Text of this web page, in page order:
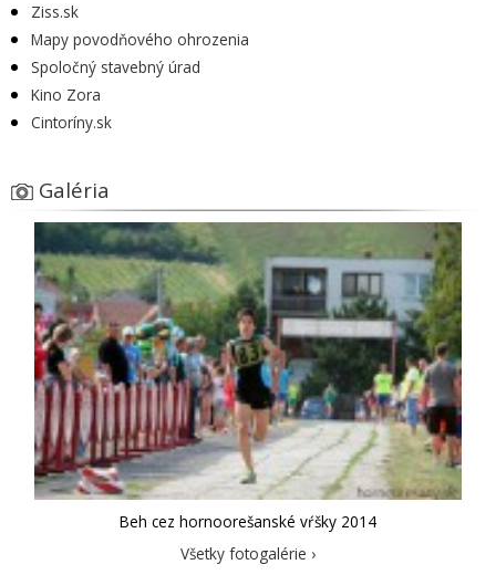
Ziss.sk
Mapy povodňového ohrozenia
Spoločný stavebný úrad
Kino Zora
Cintoríny.sk
Galéria
Beh cez hornoorešanské vŕšky 2014
Všetky fotogalérie ›